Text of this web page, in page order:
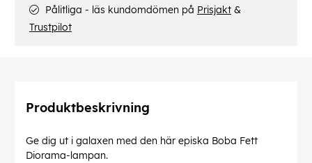
Pålitliga - läs kundomdömen på Prisjakt &
Trustpilot
Produktbeskrivning
Ge dig ut i galaxen med den här episka Boba Fett
Diorama-lampan.